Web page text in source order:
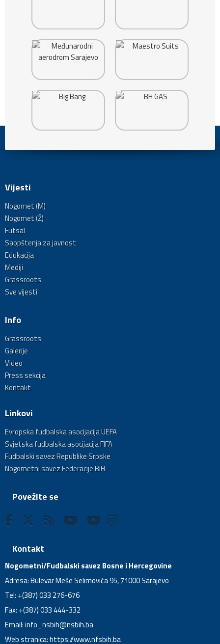
Vijesti
Nogomet (M)
Nogomet (Ž)
Futsal
Saopštenja za javnost
Edukacija
Mediji
Grassroots
Sve vijesti
Info
Grassroots
Galerije
Video
Press sekcija
Kontakt
Linkovi
Evropska fudbalska asocijacija UEFA
Svjetska fudbalska asocijacija FIFA
Fudbalski savez Republike Srpske
Nogometni savez Federacije BiH
Povežite se
Kontakt
Nogometni/Fudbalski savez Bosne i Hercegovine
Adresa: Bulevar Meše Selimovića 95, 71000 Sarajevo
Tel: +(387) 033 276-676
Fax: +(387) 033 444-332
Email:info_nsbih@nsbih.ba
Web stranica: https://www.nfsbih.ba